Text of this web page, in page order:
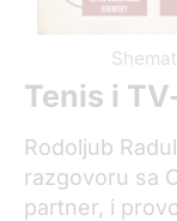
Tenis i
Rodoljub
razgovoru sa
partner, i